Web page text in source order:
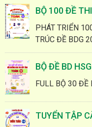
BỘ 100 ĐỀ
PHÁT TRIỂN
TRÚC ĐỀ BDG
BỘ ĐỀ BD
FULL BỘ 30 ĐỀ
TUYỂN TẬP